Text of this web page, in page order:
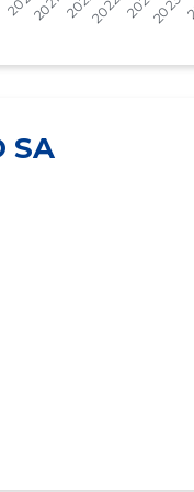
237 744 €
174 009 €
SA